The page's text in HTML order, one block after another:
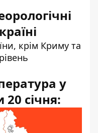
крім Криму та
у
20 січня: